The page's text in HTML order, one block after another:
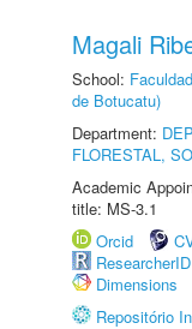
Magali
School:
de Botucatu)
Department:
FLORESTAL,
Academic
title: MS-3.1
Orcid
ResearcherID
Dimensions
Repositório